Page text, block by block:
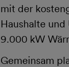
mit der
Haushalte
9.000 kW
Gemeinsam